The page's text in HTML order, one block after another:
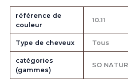
référence de
couleur
10.11
Type de cheveux Tous
catégories
(gammes)
SO